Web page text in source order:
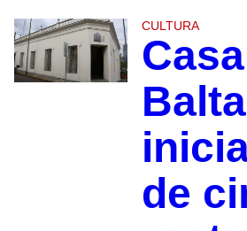
CULTURA
Casa
de